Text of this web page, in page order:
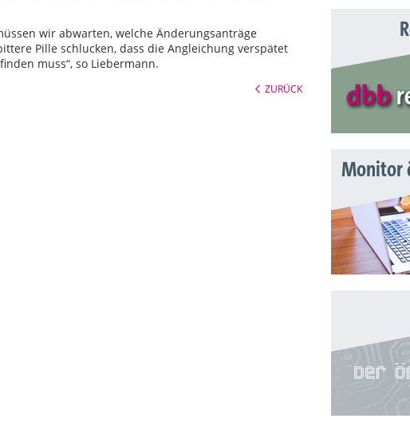
wir abwarten, welche Änderungsanträge
Pille schlucken, dass die Angleichung verspätet
muss“, so Liebermann.
ZURÜCK
Monitor